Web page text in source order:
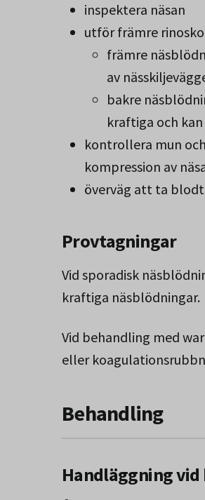
inspektera näsan
utför främre
främre
av
bakre
kraftiga och
kontrollera mun
kompression av
överväg att ta
Provtagningar
Vid sporadisk
kraftiga näsblödningar.
Vid behandling med
eller
Behandling
Handläggning